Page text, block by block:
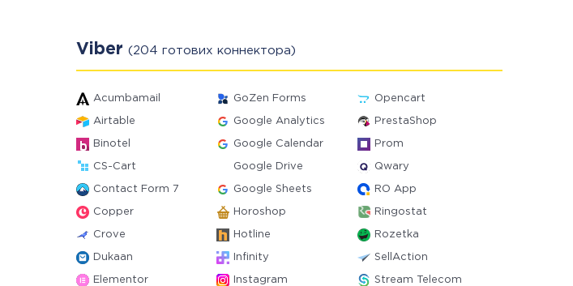
Viber (204 готових коннектора)
Acumbamail GoZen Forms Opencart
Airtable Google Analytics PrestaShop
Binotel Google Calendar Prom
CS-Cart Google Drive Qwary
Contact Form 7 Google Sheets RO App
Copper Horoshop Ringostat
Crove Hotline Rozetka
Dukaan Infinity SellAction
Elementor Instagram Stream Telecom